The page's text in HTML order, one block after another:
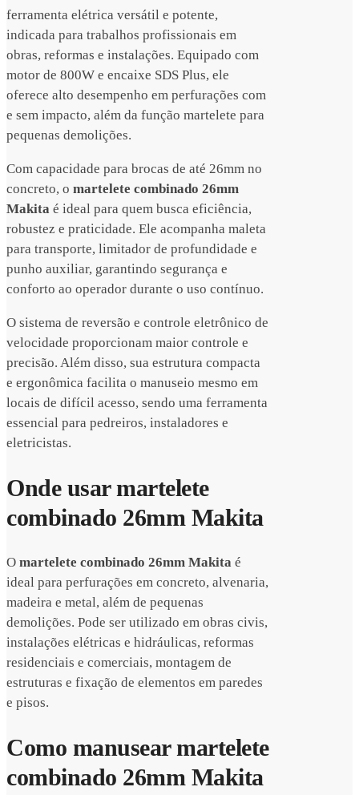
ferramenta elétrica versátil e potente,
indicada para trabalhos profissionais em
obras, reformas e instalações. Equipado com
motor de 800W e encaixe SDS Plus, ele
oferece alto desempenho em perfurações com
e sem impacto, além da função martelete para
pequenas demolições.
Com capacidade para brocas de até 26mm no
concreto, o martelete combinado 26mm
Makita é ideal para quem busca eficiência,
robustez e praticidade. Ele acompanha maleta
para transporte, limitador de profundidade e
punho auxiliar, garantindo segurança e
conforto ao operador durante o uso contínuo.
O sistema de reversão e controle eletrônico de
velocidade proporcionam maior controle e
precisão. Além disso, sua estrutura compacta
e ergonômica facilita o manuseio mesmo em
locais de difícil acesso, sendo uma ferramenta
essencial para pedreiros, instaladores e
eletricistas.
Onde usar martelete
combinado 26mm Makita
O martelete combinado 26mm Makita é
ideal para perfurações em concreto, alvenaria,
madeira e metal, além de pequenas
demolições. Pode ser utilizado em obras civis,
instalações elétricas e hidráulicas, reformas
residenciais e comerciais, montagem de
estruturas e fixação de elementos em paredes
e pisos.
Como manusear martelete
combinado 26mm Makita